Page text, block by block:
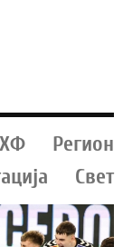
Регион
Свет